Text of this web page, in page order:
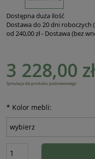
Dostępna duża ilość
Dostawa do 20 dni roboczych
od 240,00 zł- Dostawa (bez
Cena nie zawiera
3 228,00 zł
Symulacja dla produktu podstawowego
* Kolor mebli: